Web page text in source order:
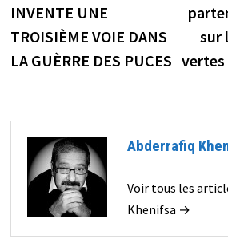
INVENTE UNE
TROISIÈME VOIE DANS
LA GUÈRRE DES PUCES
sur
vertes
Abderrafiq
Voir tous les
Khenifsa →